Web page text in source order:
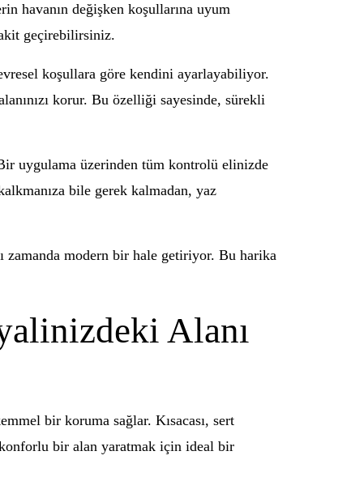
havanın değişken koşullarına uyum
geçirebilirsiniz.
koşullara göre kendini ayarlayabiliyor.
korur. Bu özelliği sayesinde, sürekli
uygulama üzerinden tüm kontrolü elinizde
bile gerek kalmadan, yaz
modern bir hale getiriyor. Bu harika
Alanı
bir koruma sağlar. Kısacası, sert
bir alan yaratmak için ideal bir